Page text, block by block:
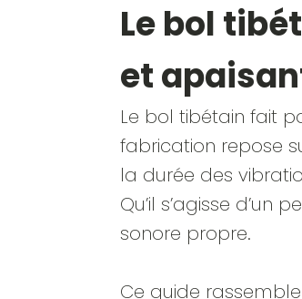
Le bol
et
Le bol tibétain fait
fabrication repose
la durée des
Qu’il s’agisse
sonore propre.
Ce guide